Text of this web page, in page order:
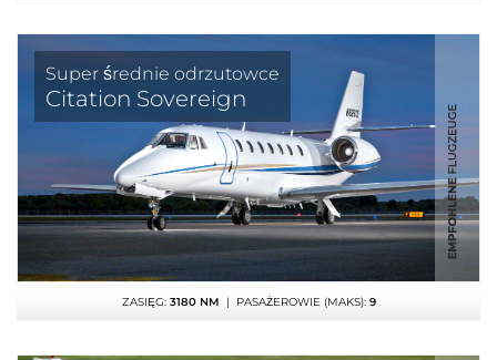
Super średnie odrzutowce
Citation Sovereign
ZASIĘG: 3180 NM | PASAŻEROWIE (MAKS): 9